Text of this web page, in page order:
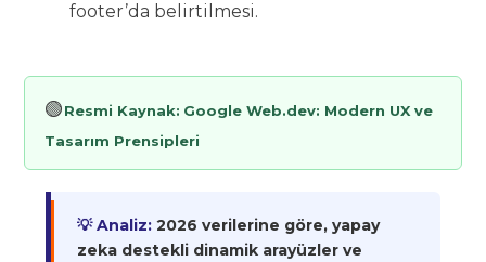
footer’da belirtilmesi.
🟢Resmi Kaynak: Google Web.dev: Modern UX ve
Tasarım Prensipleri
💡 Analiz: 2026 verilerine göre, yapay
zeka destekli dinamik arayüzler ve